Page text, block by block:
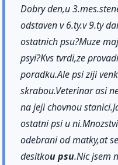
Dobry den,u
odstaven v 6.ty.v 9.ty
ostatnich psu?Muze
psyi?Kvs tvrdi,ze
poradku.Ale psi ziji
skrabou.Veterinar asi
na jeji chovnou
ostatni psi u
odebrani od matky,at
desitkou psu.Nic jsem